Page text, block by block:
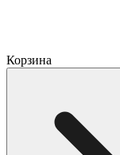
Корзина